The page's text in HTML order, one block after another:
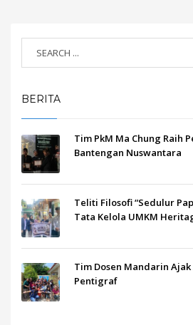
BERITA
Tim PkM Ma Chung Raih
Bantengan Nuswantara
Teliti Filosofi “Sedulur
Tata Kelola UMKM
Tim Dosen Mandarin
Pentigraf